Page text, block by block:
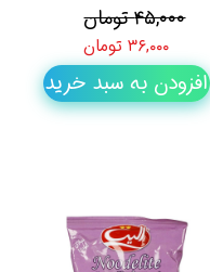
۴۵,۰۰۰ تومان
۳۶,۰۰۰ تومان
افزودن به سبد خرید